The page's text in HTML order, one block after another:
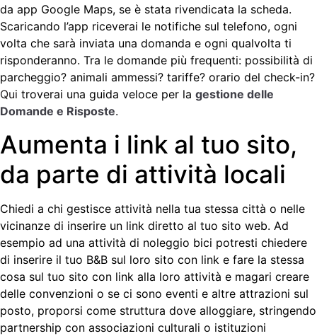
da app Google Maps, se è stata rivendicata la scheda.
Scaricando l’app riceverai le notifiche sul telefono, ogni
volta che sarà inviata una domanda e ogni qualvolta ti
risponderanno. Tra le domande più frequenti: possibilità di
parcheggio? animali ammessi? tariffe? orario del check-in?
Qui troverai una guida veloce per la gestione delle
Domande e Risposte.
Aumenta i link al tuo sito,
da parte di attività locali
Chiedi a chi gestisce attività nella tua stessa città o nelle
vicinanze di inserire un link diretto al tuo sito web. Ad
esempio ad una attività di noleggio bici potresti chiedere
di inserire il tuo B&B sul loro sito con link e fare la stessa
cosa sul tuo sito con link alla loro attività e magari creare
delle convenzioni o se ci sono eventi e altre attrazioni sul
posto, proporsi come struttura dove alloggiare, stringendo
partnership con associazioni culturali o istituzioni